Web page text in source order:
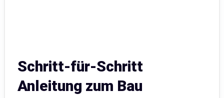
Schritt-für-Schritt
Anleitung zum Bau